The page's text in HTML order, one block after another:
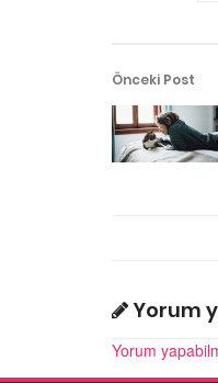
Önceki Post
Yorum
Yorum